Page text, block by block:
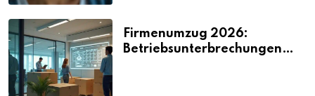
Firmenumzug 2026:
Betriebsunterbrechungen